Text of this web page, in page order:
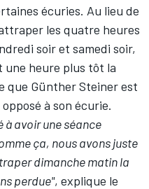
écuries. Au lieu de
les quatre heures
soir et samedi soir,
une heure plus tôt la
que Günther Steiner est
à son écurie.
à avoir une séance
ça, nous avons juste
dimanche matin la
perdue", explique le